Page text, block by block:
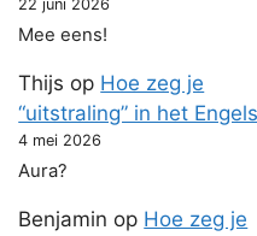
22 juni 2026
Mee eens!
Thijs op Hoe zeg je
“uitstraling” in het
4 mei 2026
Aura?
Benjamin op Hoe zeg je